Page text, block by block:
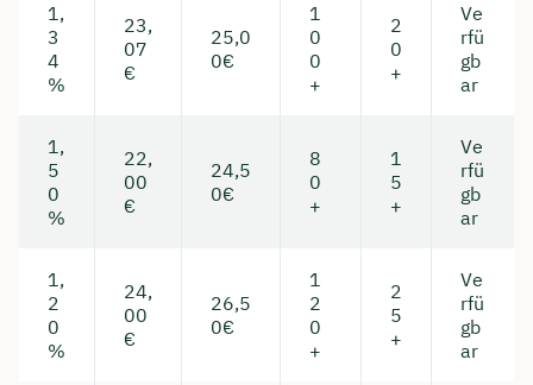
1,
3
4
%
23,
07
€
25,0
0€
1
0
0
+
2
0
+
Ve
rfü
gb
ar
1,
5
0
%
22,
00
€
24,5
0€
8
0
+
1
5
+
Ve
rfü
gb
ar
1,
2
0
%
24,
00
€
26,5
0€
1
2
0
+
2
5
+
Ve
rfü
gb
ar